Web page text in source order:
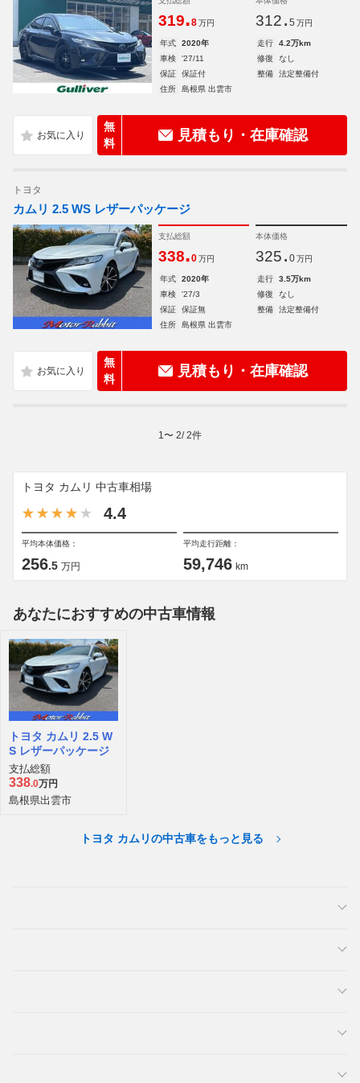
319.8 万円 312. 5 万円
年式 2020年 走行
4.2万km
車検
'27/11 修復
なし
保証
保証付 整備
法定整備付
住所
島根県 出雲市
無
料
見積もり・在庫確認
トヨタ
カムリ 2.5 WS レザーパッケージ
支払総額
338.0 万円
本体価格
325. 0 万円
年式 2020年 走行
3.5万km
車検
'27/3 修復
なし
保証
保証無 整備
法定整備付
住所
島根県 出雲市
無
料
見積もり・在庫確認
1 〜 2/2件
トヨタ カムリ 中古車相場
4.4
平均本体価格：
256.5 万円
平均走行距離：
59,746 km
あなたにおすすめの中古車情報
トヨタ カムリ 2.5 W
S レザーパッケージ
支払総額
338.0万円
島根県出雲市
トヨタ カムリの中古車をもっと見る